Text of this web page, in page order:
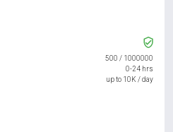
500 / 1000000
0-24 hrs
up to 10K / day